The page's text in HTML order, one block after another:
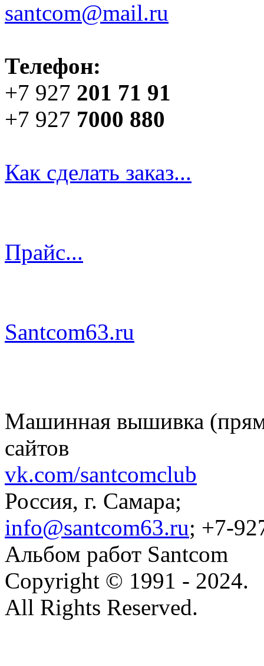
santcom@mail.ru
Телефон:
+7 927 201 71 91
+7 927 7000 880
Как сделать заказ...
Прайс...
Santcom63.ru
Машинная вышивка
сайтов
vk.com/santcomclub
Россия, г. Самара;
info@santcom63.ru; +7-
Альбом работ Santcom
Copyright © 1991 - 2024.
All Rights Reserved.